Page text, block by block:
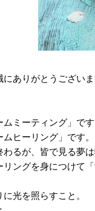
ありがとうございま
ミーティング」です
ヒーリング」です。
るが、皆で見る夢は
ングを身につけて
光を照らすこと。